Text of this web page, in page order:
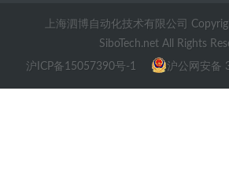
上海泗博自动化技术有限公司
SiboTech.net All Rights
沪ICP备15057390号-1 沪公网安备